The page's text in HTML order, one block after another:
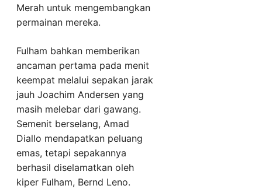
Merah untuk mengembangkan
permainan mereka.
Fulham bahkan memberikan
ancaman pertama pada menit
keempat melalui sepakan jarak
jauh Joachim Andersen yang
masih melebar dari gawang.
Semenit berselang, Amad
Diallo mendapatkan peluang
emas, tetapi sepakannya
berhasil diselamatkan oleh
kiper Fulham, Bernd Leno.